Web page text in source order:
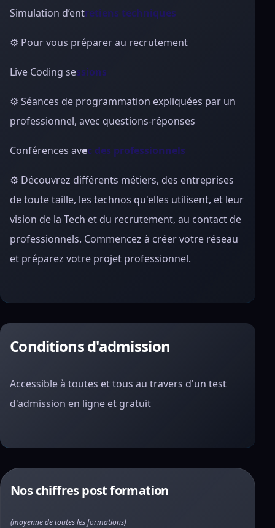
Simulation d’entretiens techniques
⚙ Pour vous préparer au recrutement
Live Coding sessions
⚙ Séances de programmation expliquées par un
professionnel, avec questions-réponses
Conférences avec des professionnels
⚙ Découvrez différents métiers, des entreprises
de toute taille, les technos qu'elles utilisent, et leur
vision de la Tech et du recrutement, au contact de
professionnels. Commencez à créer votre réseau
et préparez votre projet professionnel.
Conditions d'admission
Accessible à toutes et tous au travers d'un test
d'admission en ligne et gratuit
Nos chiffres post formation
(moyenne de toutes les formations)